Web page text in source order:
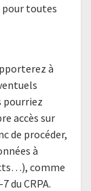
pour toutes
à
pourriez
accès sur
de procéder,
à
comme
du CRPA.